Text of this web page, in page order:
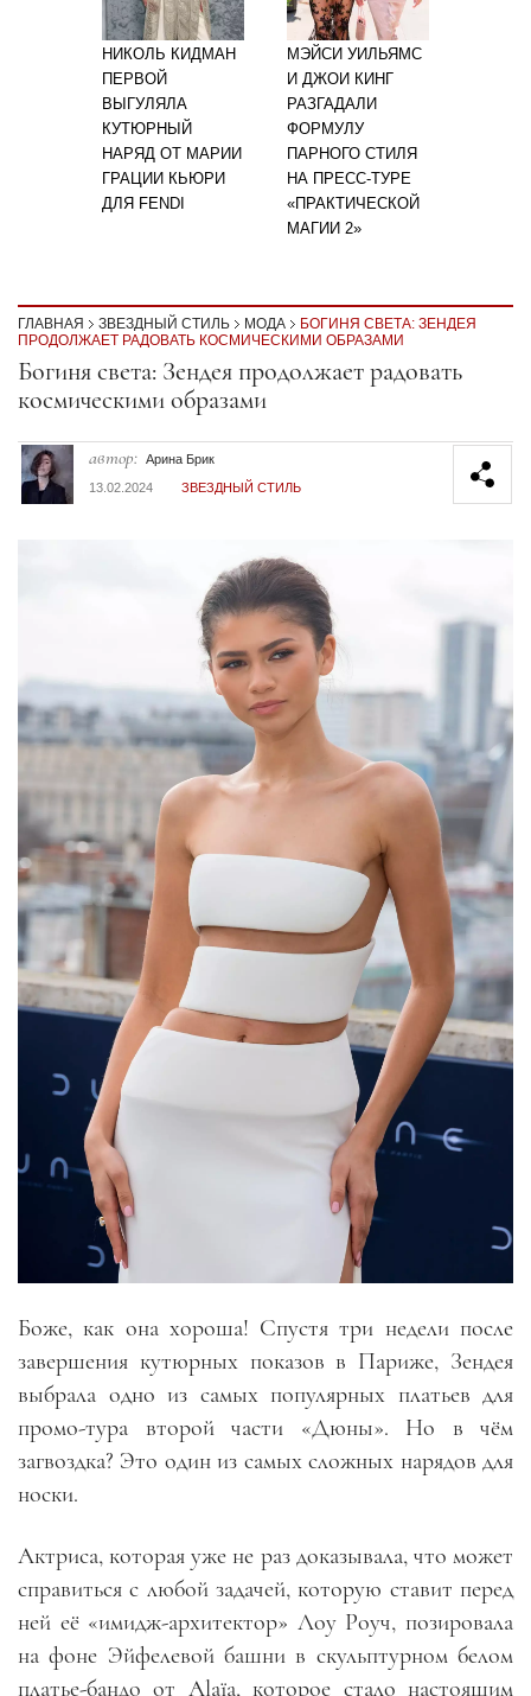
НИКОЛЬ КИДМАН
ПЕРВОЙ
ВЫГУЛЯЛА
КУТЮРНЫЙ
НАРЯД ОТ МАРИИ
ГРАЦИИ КЬЮРИ
ДЛЯ FENDI
МЭЙСИ УИЛЬЯМС
И ДЖОИ КИНГ
РАЗГАДАЛИ
ФОРМУЛУ
ПАРНОГО СТИЛЯ
НА ПРЕСС-ТУРЕ
«ПРАКТИЧЕСКОЙ
МАГИИ 2»
ГЛАВНАЯ ЗВЕЗДНЫЙ СТИЛЬ МОДА
БОГИНЯ СВЕТА: ЗЕНДЕЯ
ПРОДОЛЖАЕТ РАДОВАТЬ КОСМИЧЕСКИМИ ОБРАЗАМИ
Секция статей
Богиня света: Зендея продолжает радовать
космическими образами
автор: Арина Брик
13.02.2024
ЗВЕЗДНЫЙ СТИЛЬ
Боже, как она хороша! Спустя три недели после
завершения кутюрных показов в Париже, Зендея
выбрала одно из самых популярных платьев для
промо-тура второй части «Дюны». Но в чём
загвоздка? Это один из самых сложных нарядов для
носки.
Актриса, которая уже не раз доказывала, что может
справиться с любой задачей, которую ставит перед
ней её «имидж-архитектор» Лоу Роуч, позировала
на фоне Эйфелевой башни в скульптурном белом
платье-бандо от Alaïa, которое стало настоящим